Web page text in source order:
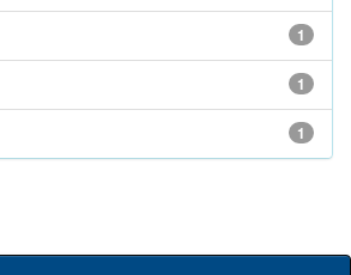
1
1
1